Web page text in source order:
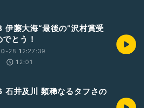
藤大海“最後の”沢村賞受
とう！
28 12:27:39
12:01
井及川 類稀なるタフさの